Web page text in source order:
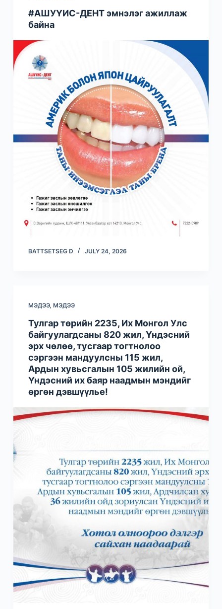
#АШУҮИС-ДЕНТ эмнэлэг ажиллаж
байна
BATTSETSEG D JULY 24, 2026
МЭДЭЭ, МЭДЭЭ
Тулгар төрийн 2235, Их Монгол Улс
байгуулагдсаны 820 жил, Үндэсний
эрх чөлөө, тусгаар тогтнолоо
сэргээн мандуулсны 115 жил,
Ардын хувьсгалын 105 жилийн ой,
Үндэсний их баяр наадмын мэндийг
өргөн дэвшүүлье!